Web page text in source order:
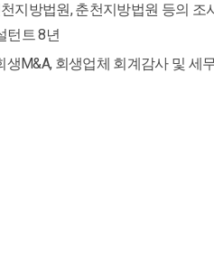
지방법원, 춘천지방법원 등의 조
턴트 8년
생M&A, 회생업체 회계감사 및 세